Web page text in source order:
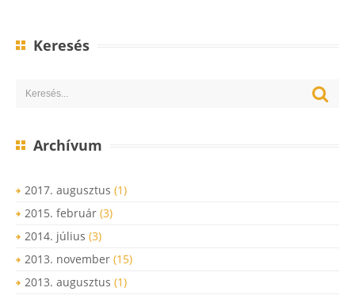
Keresés
Archívum
2017. augusztus (1)
2015. február (3)
2014. július (3)
2013. november (15)
2013. augusztus (1)